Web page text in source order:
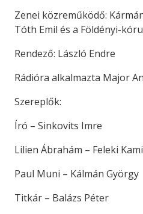
Zenei közreműködő:
Tóth Emil és a Földényi-
Rendező: László Endre
Rádióra alkalmazta Major
Szereplők:
Író – Sinkovits Imre
Lilien Ábrahám – Feleki
Paul Muni – Kálmán György
Titkár – Balázs Péter